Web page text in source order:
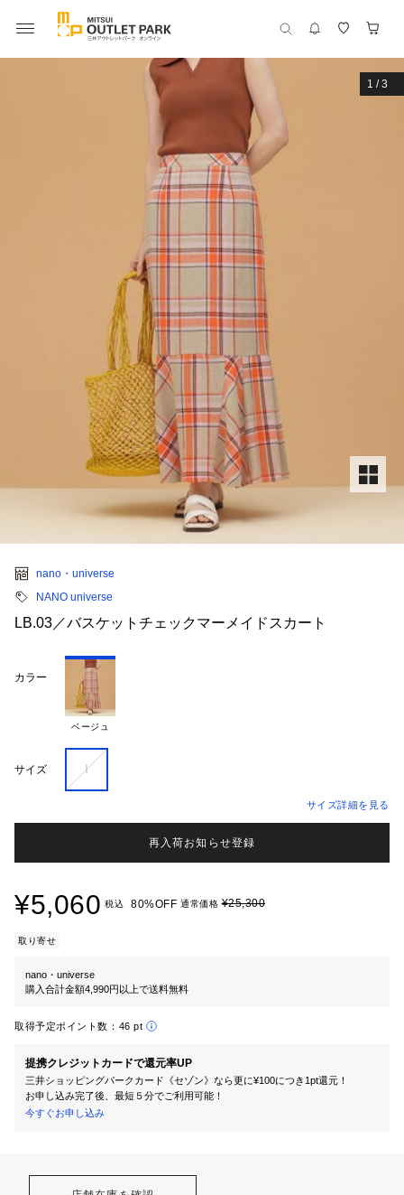
1 /3
nano・universe
NANO universe
LB.03／バスケットチェックマーメイドスカート
カラー
ベージュ
サイズ Ｉ
サイズ詳細を見る
再入荷お知らせ登録
¥5,060 税込 80%OFF 通常価格¥25,300
取り寄せ
nano・universe
購入合計金額4,990円以上で送料無料
取得予定ポイント数： 46 pt
提携クレジットカードで還元率UP
三井ショッピングパークカード《セゾン》なら更に¥100につき1pt還元！
お申し込み完了後、最短５分でご利用可能！
今すぐお申し込み